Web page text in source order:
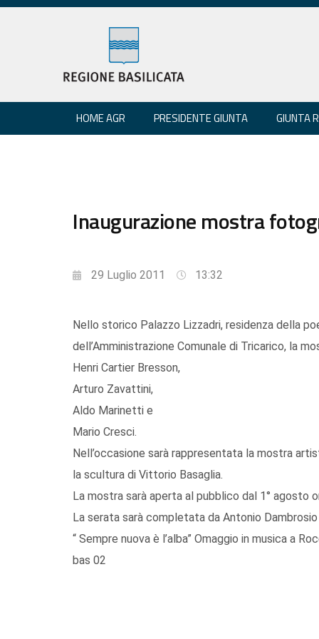
HOME AGR PRESIDENTE GIUNTA GIUNTA
Inaugurazione mostra
29 Luglio 2011 13:32
Nello storico Palazzo Lizzadri, residenza della
dell’Amministrazione Comunale di Tricarico, la
Henri Cartier Bresson,
Arturo Zavattini,
Aldo Marinetti e
Mario Cresci.
Nell’occasione sarà rappresentata la mostra
la scultura di Vittorio Basaglia.
La mostra sarà aperta al pubblico dal 1° agosto
La serata sarà completata da Antonio
“ Sempre nuova è l’alba” Omaggio in musica a
bas 02